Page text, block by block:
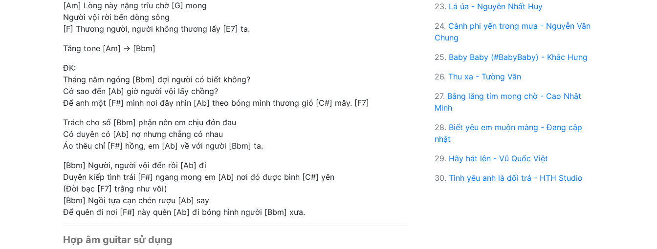
[Am] Lòng này nặng trĩu chờ [G] mong
Người vội rời bến dòng sông
[F] Thương người, người không thương lấy [E7] ta.
Tăng tone [Am] -> [Bbm]
ĐK:
Tháng năm ngóng [Bbm] đợi người có biết không?
Cớ sao đến [Ab] giờ người vội lấy chồng?
Để anh một [F#] mình nơi đây nhìn [Ab] theo bóng mình thương gió [C#] mây. [F7]
Trách cho số [Bbm] phận nên em chịu đớn đau
Có duyên có [Ab] nợ nhưng chẳng có nhau
Áo thêu chỉ [F#] hồng, em [Ab] về với người [Bbm] ta.
[Bbm] Người, người vội đến rồi [Ab] đi
Duyên kiếp tình trái [F#] ngang mong em [Ab] nơi đó được bình [C#] yên
(Đời bạc [F7] trắng như vôi)
[Bbm] Ngồi tựa cạn chén rượu [Ab] say
Để quên đi nơi [F#] này quên [Ab] đi bóng hình người [Bbm] xưa.
Hợp âm guitar sử dụng
23. Lá úa - Nguyễn Nhất Huy
24. Cành phi yến trong mưa - Nguyễn Văn
Chung
25. Baby Baby (#BabyBaby) - Khắc Hưng
26. Thu xa - Tường Văn
27. Bằng lăng tím mong chờ - Cao Nhật
Minh
28. Biết yêu em muộn màng - Đang cập
nhật
29. Hãy hát lên - Vũ Quốc Việt
30. Tình yêu anh là dối trá - HTH Studio